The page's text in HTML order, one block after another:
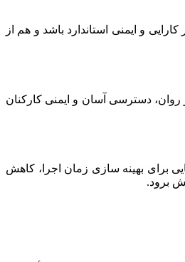
و ایمنی استاندارد باشد و هم از
روان، دسترسی آسان و ایمنی کارکنان
برای بهینه سازی زمان اجرا، کاهش
برود.